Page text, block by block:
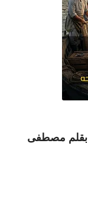
رواية الأمواج السوداء الفصل الثالث 3 بقلم مصطفى